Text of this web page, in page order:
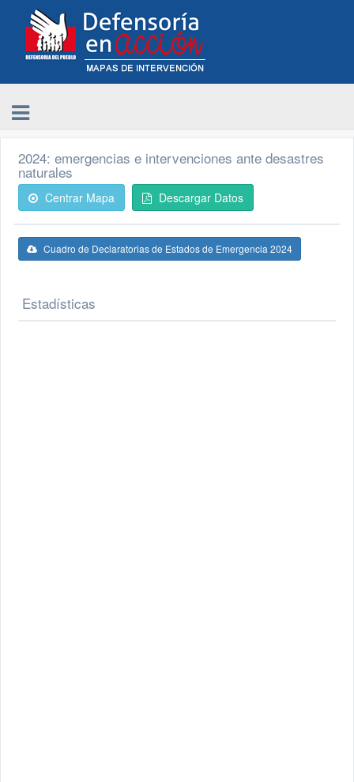
2024: emergencias e intervenciones ante desastres
naturales
Centrar Mapa Descargar Datos
Cuadro de Declaratorias de Estados de Emergencia 2024
Estadísticas